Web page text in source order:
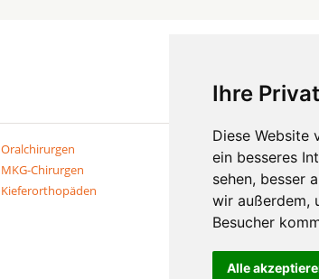
Ihre
Diese Website
ein besseres
sehen, besser
wir außerdem,
Besucher
Alle
Oralchirurgen
MKG-Chirurgen
Kieferorthopäden
Zahnärzte in Städten
Zahnärzte in Stadtteilen